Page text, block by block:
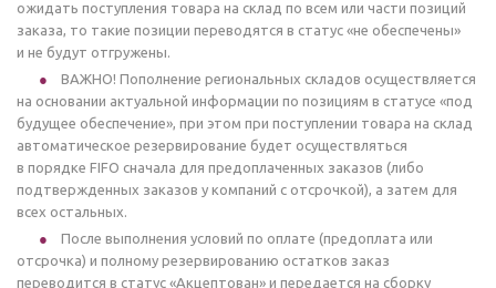
ожидать поступления товара на склад по всем или части позиций
заказа, то такие позиции переводятся в статус «не обеспечены»
и не будут отгружены.
ВАЖНО! Пополнение региональных складов осуществляется
на основании актуальной информации по позициям в статусе «под
будущее обеспечение», при этом при поступлении товара на склад
автоматическое резервирование будет осуществляться
в порядке FIFO сначала для предоплаченных заказов (либо
подтвержденных заказов у компаний с отсрочкой), а затем для
всех остальных.
После выполнения условий по оплате (предоплата или
отсрочка) и полному резервированию остатков заказ
переводится в статус «Акцептован» и передается на сборку